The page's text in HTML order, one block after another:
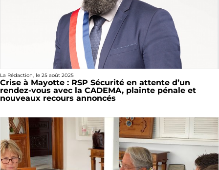
La Rédaction, le 25 août 2025
Crise à Mayotte : RSP Sécurité en attente d’un
rendez-vous avec la CADEMA, plainte pénale et
nouveaux recours annoncés